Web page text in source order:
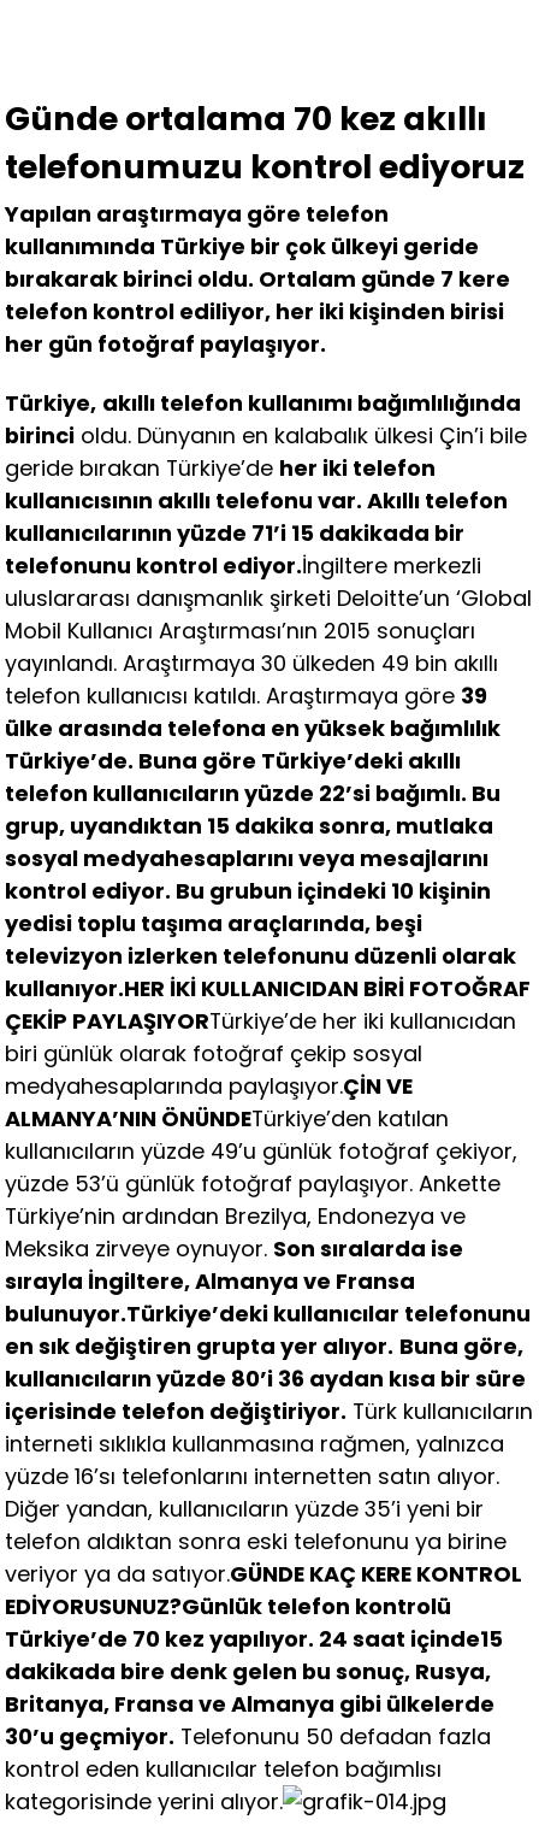
Günde ortalama 70 kez akıllı
telefonumuzu kontrol ediyoruz
Yapılan araştırmaya göre telefon
kullanımında Türkiye bir çok ülkeyi geride
bırakarak birinci oldu. Ortalam günde 7 kere
telefon kontrol ediliyor, her iki kişinden birisi
her gün fotoğraf paylaşıyor.
Türkiye, akıllı telefon kullanımı bağımlılığında
birinci oldu. Dünyanın en kalabalık ülkesi Çin’i bile
geride bırakan Türkiye’de her iki telefon
kullanıcısının akıllı telefonu var. Akıllı telefon
kullanıcılarının yüzde 71’i 15 dakikada bir
telefonunu kontrol ediyor.İngiltere merkezli
uluslararası danışmanlık şirketi Deloitte’un ‘Global
Mobil Kullanıcı Araştırması’nın 2015 sonuçları
yayınlandı. Araştırmaya 30 ülkeden 49 bin akıllı
telefon kullanıcısı katıldı. Araştırmaya göre 39
ülke arasında telefona en yüksek bağımlılık
Türkiye’de. Buna göre Türkiye’deki akıllı
telefon kullanıcıların yüzde 22’si bağımlı. Bu
grup, uyandıktan 15 dakika sonra, mutlaka
sosyal medyahesaplarını veya mesajlarını
kontrol ediyor. Bu grubun içindeki 10 kişinin
yedisi toplu taşıma araçlarında, beşi
televizyon izlerken telefonunu düzenli olarak
kullanıyor.HER İKİ KULLANICIDAN BİRİ FOTOĞRAF
ÇEKİP PAYLAŞIYORTürkiye’de her iki kullanıcıdan
biri günlük olarak fotoğraf çekip sosyal
medyahesaplarında paylaşıyor.ÇİN VE
ALMANYA’NIN ÖNÜNDETürkiye’den katılan
kullanıcıların yüzde 49’u günlük fotoğraf çekiyor,
yüzde 53’ü günlük fotoğraf paylaşıyor. Ankette
Türkiye’nin ardından Brezilya, Endonezya ve
Meksika zirveye oynuyor. Son sıralarda ise
sırayla İngiltere, Almanya ve Fransa
bulunuyor.Türkiye’deki kullanıcılar telefonunu
en sık değiştiren grupta yer alıyor. Buna göre,
kullanıcıların yüzde 80’i 36 aydan kısa bir süre
içerisinde telefon değiştiriyor. Türk kullanıcıların
interneti sıklıkla kullanmasına rağmen, yalnızca
yüzde 16’sı telefonlarını internetten satın alıyor.
Diğer yandan, kullanıcıların yüzde 35’i yeni bir
telefon aldıktan sonra eski telefonunu ya birine
veriyor ya da satıyor.GÜNDE KAÇ KERE KONTROL
EDİYORUSUNUZ?Günlük telefon kontrolü
Türkiye’de 70 kez yapılıyor. 24 saat içinde15
dakikada bire denk gelen bu sonuç, Rusya,
Britanya, Fransa ve Almanya gibi ülkelerde
30’u geçmiyor. Telefonunu 50 defadan fazla
kontrol eden kullanıcılar telefon bağımlısı
kategorisinde yerini alıyor.